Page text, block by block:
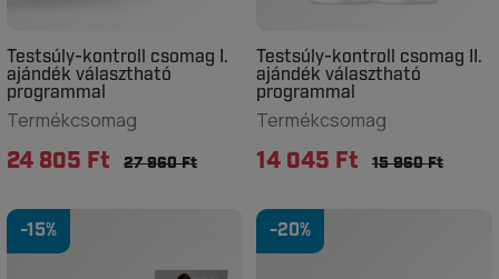
Testsúly-kontroll csomag I.
ajándék választható
programmal
Termékcsomag
24 805 Ft 27 960 Ft
Testsúly-kontroll csomag II.
ajándék választható
programmal
Termékcsomag
14 045 Ft 15 960 Ft
-15% -20%